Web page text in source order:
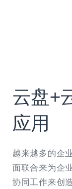
云盘+
应用
越来越多的企
面联合来为企
协同工作来创